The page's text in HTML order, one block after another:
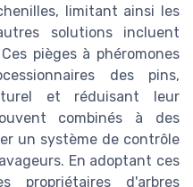
limitant ainsi les
solutions incluent
pièges à phéromones
des pins,
et réduisant leur
combinés à des
un système de contrôle
En adoptant ces
propriétaires d'arbres